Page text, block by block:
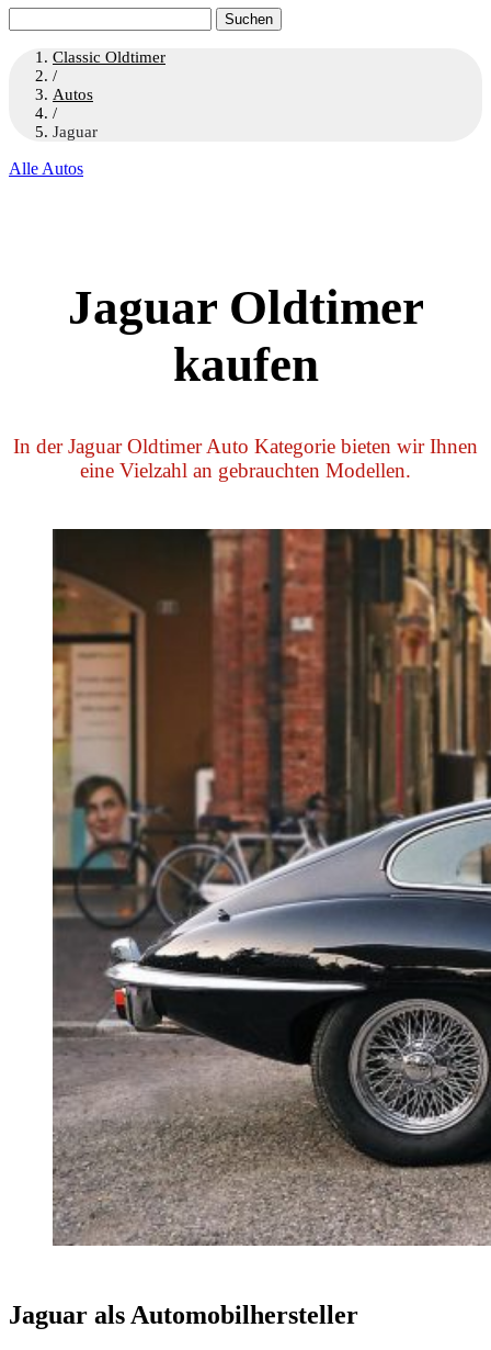
nach:
Classic Oldtimer
/
Autos
/
Jaguar
Alle Autos
Jaguar Oldtimer
kaufen
In der Jaguar Oldtimer Auto Kategorie bieten wir Ihnen
eine Vielzahl an gebrauchten Modellen.
Jaguar als Automobilhersteller